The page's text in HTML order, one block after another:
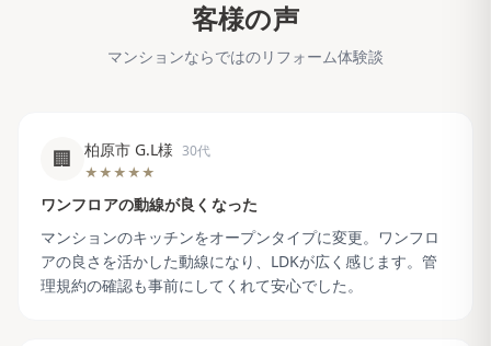
客様の声
マンションならではのリフォーム体験談
🏢 柏原市 G.L様 30代
★★★★★
ワンフロアの動線が良くなった
マンションのキッチンをオープンタイプに変更。ワンフロ
アの良さを活かした動線になり、LDKが広く感じます。管
理規約の確認も事前にしてくれて安心でした。